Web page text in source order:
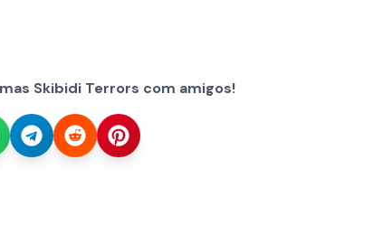
Skibidi Terrors com amigos!